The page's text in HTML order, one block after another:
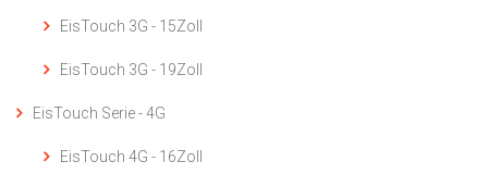
EisTouch 3G - 15Zoll
EisTouch 3G - 19Zoll
EisTouch Serie - 4G
EisTouch 4G - 16Zoll